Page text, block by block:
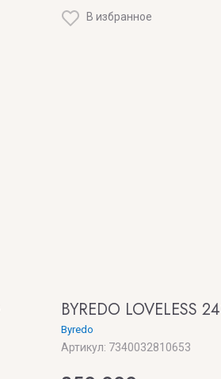
В избранное
BYREDO LOVELESS
Byredo
Артикул: 7340032810653